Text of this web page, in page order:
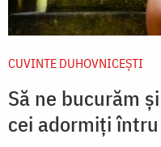
CUVINTE DUHOVNICEȘTI
Să ne bucurăm
cei adormiți